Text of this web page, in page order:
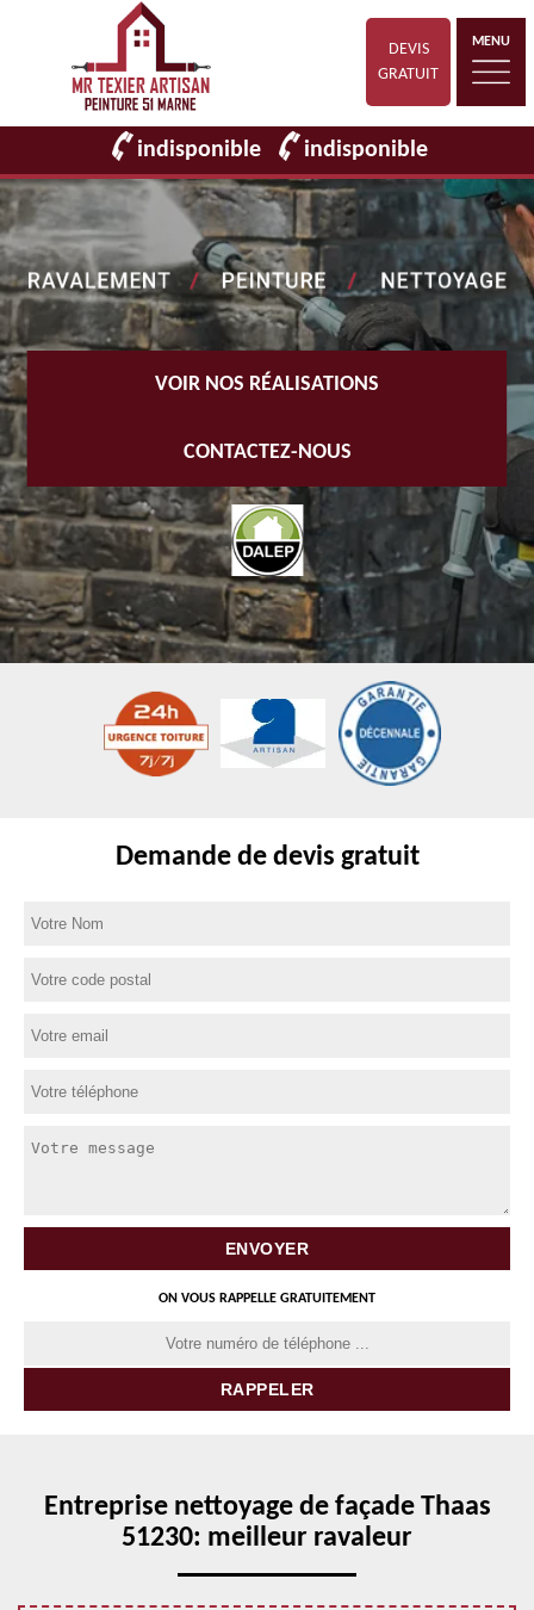
DEVIS
GRATUIT
MENU
indisponible indisponible
VOIR NOS RÉALISATIONS
CONTACTEZ-NOUS
Demande de devis gratuit
ON VOUS RAPPELLE GRATUITEMENT
Entreprise nettoyage de façade Thaas
51230: meilleur ravaleur